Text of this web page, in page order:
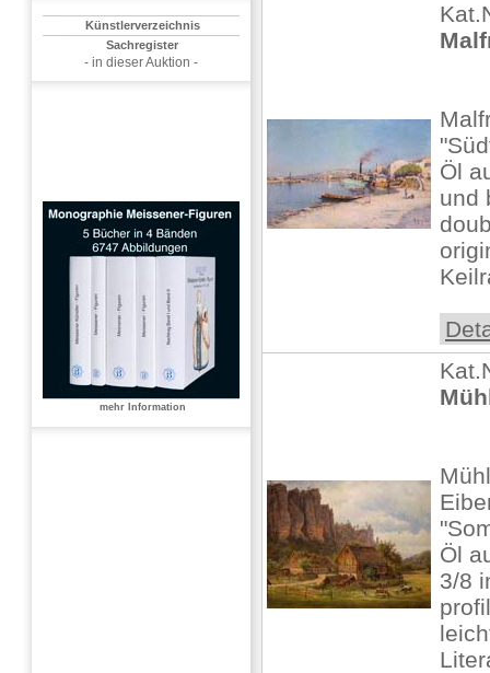
Künstlerverzeichnis
Sachregister
- in dieser Auktion -
mehr Information
Öl
und
Öl
3/8